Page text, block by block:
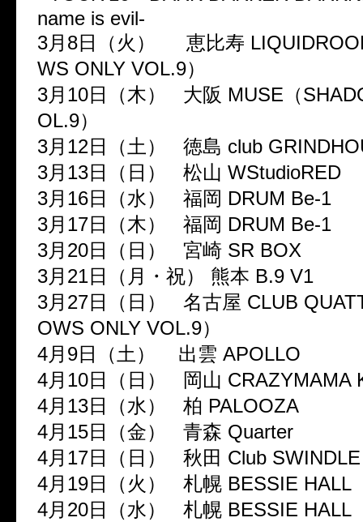
name is evil-
3月8日（火） 恵比寿
WS ONLY VOL.9）
3月10日（木） 大阪 MUSE（
OL.9）
3月12日（土） 徳島 club
3月13日（日） 松山 WStudioRED
3月16日（水） 福岡 DRUM Be-1
3月17日（木） 福岡 DRUM Be-1
3月20日（日） 宮崎 SR BOX
3月21日（月・祝） 熊本 B.9 V1
3月27日（日） 名古屋 CLUB
OWS ONLY VOL.9）
4月9日（土） 出雲 APOLLO
4月10日（日） 岡山 CRAZYMAMA
4月13日（水） 柏 PALOOZA
4月15日（金） 青森 Quarter
4月17日（日） 秋田 Club SWINDLE
4月19日（火） 札幌 BESSIE HALL
4月20日（水） 札幌 BESSIE HALL